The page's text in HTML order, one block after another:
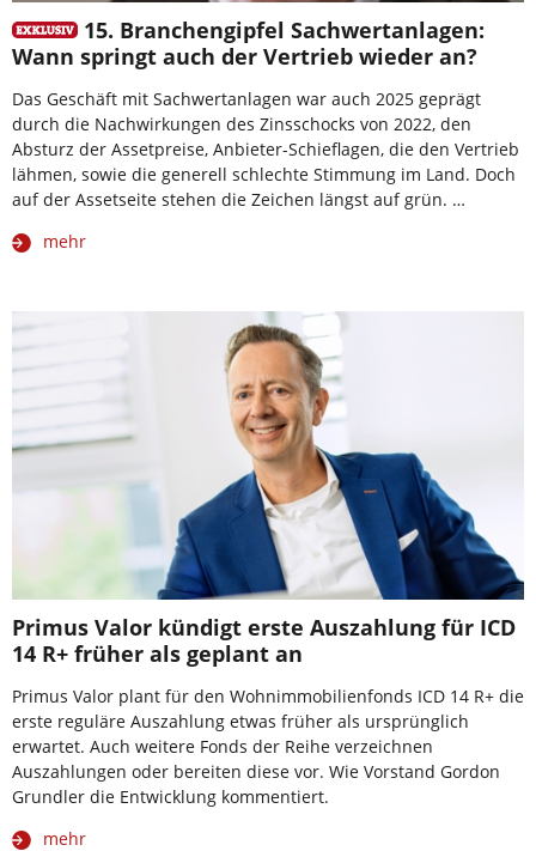
15. Branchengipfel Sachwertanlagen:
Wann springt auch der Vertrieb wieder an?
Das Geschäft mit Sachwertanlagen war auch 2025 geprägt
durch die Nachwirkungen des Zinsschocks von 2022, den
Absturz der Assetpreise, Anbieter-Schieflagen, die den Vertrieb
lähmen, sowie die generell schlechte Stimmung im Land. Doch
auf der Assetseite stehen die Zeichen längst auf grün. …
mehr
Primus Valor kündigt erste Auszahlung für ICD
14 R+ früher als geplant an
Primus Valor plant für den Wohnimmobilienfonds ICD 14 R+ die
erste reguläre Auszahlung etwas früher als ursprünglich
erwartet. Auch weitere Fonds der Reihe verzeichnen
Auszahlungen oder bereiten diese vor. Wie Vorstand Gordon
Grundler die Entwicklung kommentiert.
mehr